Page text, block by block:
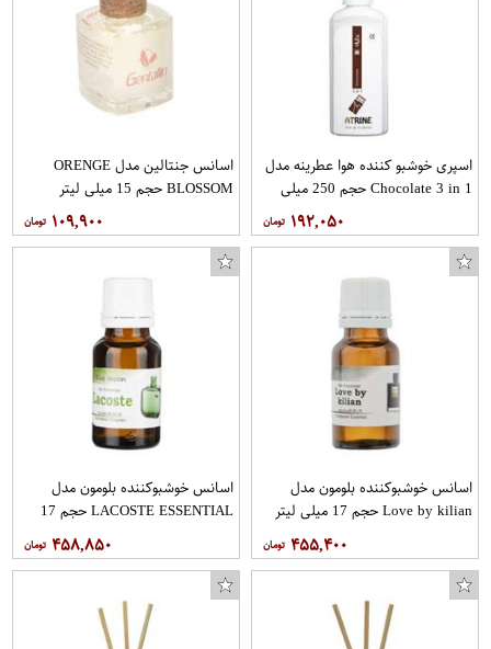
اسپری خوشبو کننده هوا عطرینه مدل
Chocolate 3 in 1 حجم 250 میلی
۱۹۲,۰۵۰
اسانس جنتالین مدل ORENGE
BLOSSOM حجم 15 میلی لیتر
۱۰۹,۹۰۰
اسانس خوشبوکننده بلومون مدل
Love by kilian حجم 17 میلی لیتر
۴۵۵,۴۰۰
اسانس خوشبوکننده بلومون مدل
LACOSTE ESSENTIAL حجم 17
۴۵۸,۸۵۰